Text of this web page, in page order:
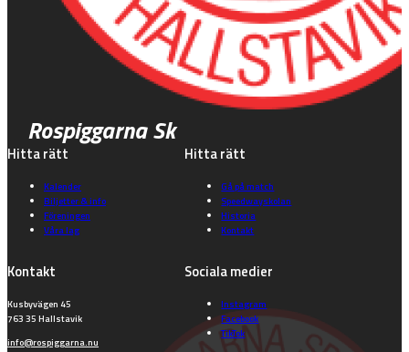
Rospiggarna Sk
Hitta rätt
Kalender
Biljetter & info
Föreningen
Våra lag
Hitta rätt
Gå på match
Speedwayskolan
Historia
Kontakt
Kontakt
Kusbyvägen 45
763 35 Hallstavik
info@rospiggarna.nu
Sociala medier
Instagram
Facebook
TikTok